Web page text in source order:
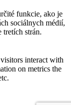
funkcie, ako je
sociálnych médií,
tretích strán.
interact with
on metrics the